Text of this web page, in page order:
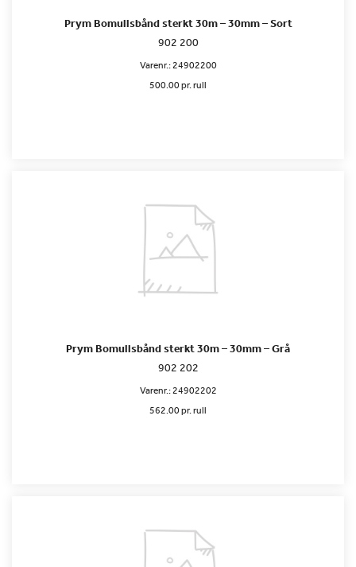
Prym Bomullsbånd sterkt 30m – 30mm – Sort
902 200
Varenr.:24902200
500.00 pr. rull
Prym Bomullsbånd sterkt 30m – 30mm – Grå
902 202
Varenr.:24902202
562.00 pr. rull